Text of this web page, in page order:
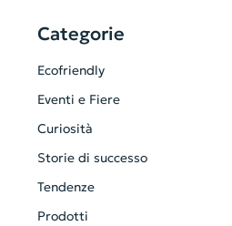
Categorie
Ecofriendly
Eventi e Fiere
Curiosità
Storie di successo
Tendenze
Prodotti